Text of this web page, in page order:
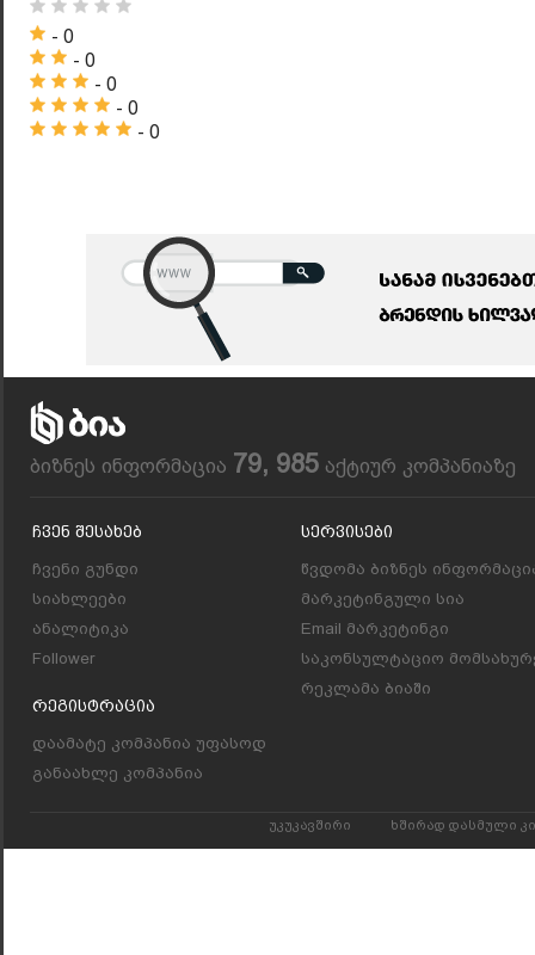
- 0
- 0
- 0
- 0
- 0
ბიზნეს ინფორმაცია 79, 985 აქტიურ კომპანიაზე
Ჩვენ Შესახებ
ჩვენი გუნდი
სიახლეები
ანალიტიკა
Follower
Რეგისტრაცია
დაამატე კომპანია უფასოდ
განაახლე კომპანია
Სერვისები
წვდომა ბიზნეს
მარკეტინგული სია
Email მარკეტინგი
საკონსულტაციო
რეკლამა ბიაში
უკუკავშირი ხშირად დასმული